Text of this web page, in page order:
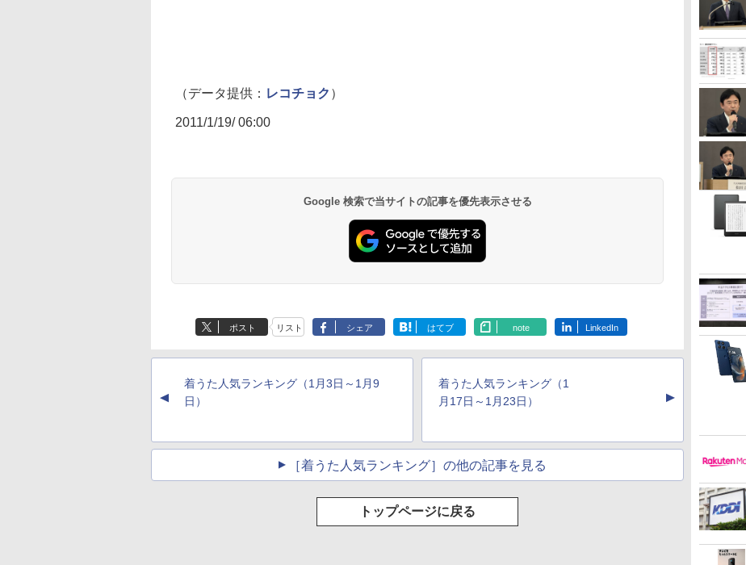
（データ提供： レコチョク ）
2011/1/19/ 06:00
Google 検索で当サイトの記事を優先表示させる
ポスト リスト シェア はてブ note LinkedIn
▲
着うた人気ランキング（1月3日～1月9
日）
着うた人気ランキング（1
月17日～1月23日）
▲
［着うた人気ランキング］の他の記事を見る
トップページに戻る